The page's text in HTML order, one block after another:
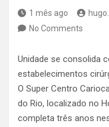
1 mês ago
No Comments
Unidade se consolida
estabelecimentos
O Super Centro
do Rio, localizado no
completa três anos